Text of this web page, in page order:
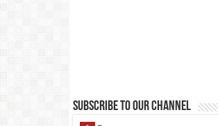
Subscribe to our Channel